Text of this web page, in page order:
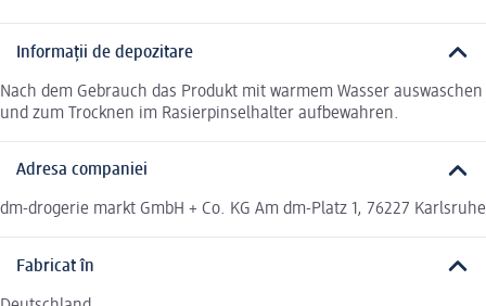
Informații de depozitare
Nach dem Gebrauch das Produkt mit warmem Wasser auswaschen
und zum Trocknen im Rasierpinselhalter aufbewahren.
Adresa companiei
dm-drogerie markt GmbH + Co. KG Am dm-Platz 1, 76227 Karlsruhe
Fabricat în